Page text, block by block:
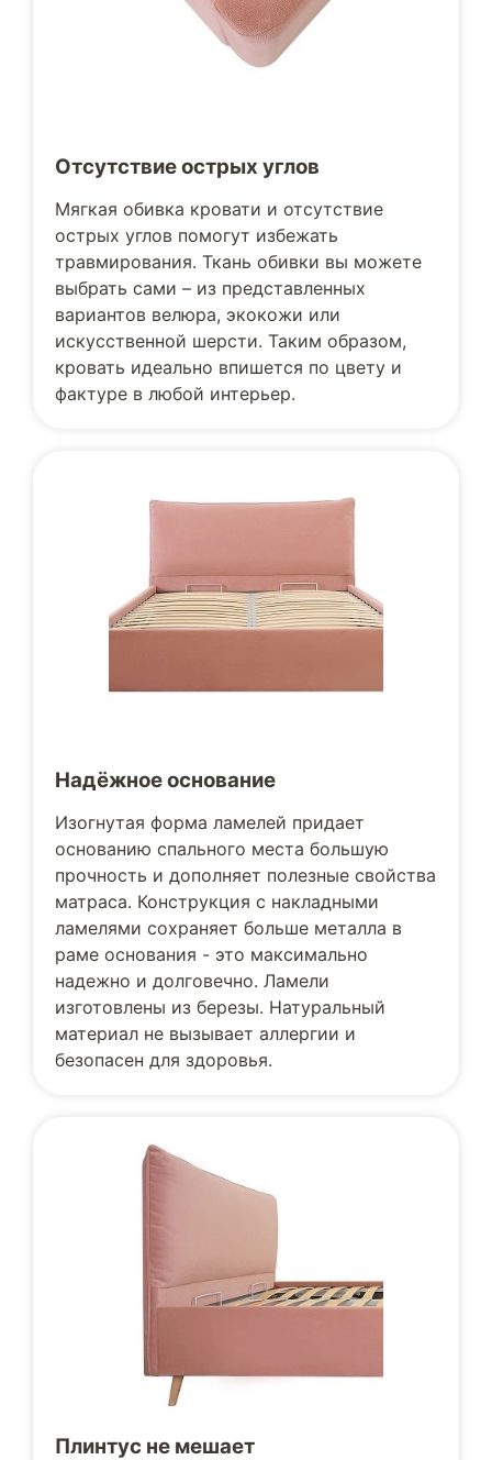
Отсутствие острых углов
Мягкая обивка кровати и отсутствие
острых углов помогут избежать
травмирования. Ткань обивки вы можете
выбрать сами – из представленных
вариантов велюра, экокожи или
искусственной шерсти. Таким образом,
кровать идеально впишется по цвету и
фактуре в любой интерьер.
Надёжное основание
Изогнутая форма ламелей придает
основанию спального места большую
прочность и дополняет полезные свойства
матраса. Конструкция с накладными
ламелями сохраняет больше металла в
раме основания - это максимально
надежно и долговечно. Ламели
изготовлены из березы. Натуральный
материал не вызывает аллергии и
безопасен для здоровья.
Плинтус не мешает